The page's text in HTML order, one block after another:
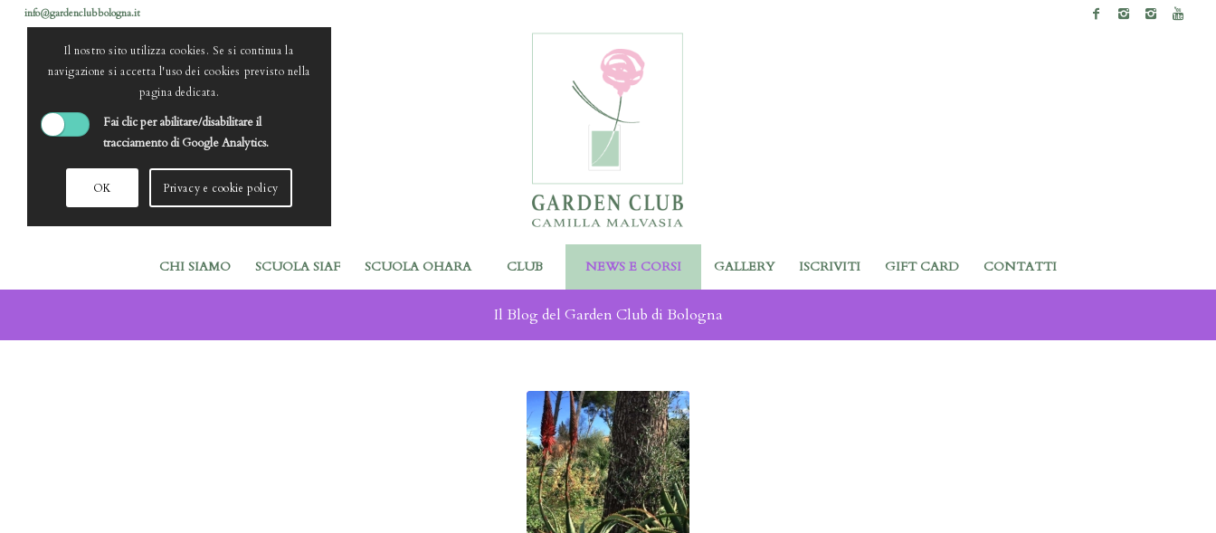
info@gardenclubbologna.it
CHI SIAMO SCUOLA SIAF SCUOLA OHARA CLUB NEWS E CORSI GALLERY ISCRIVITI GIFT CARD CONTATTI
Il Blog del Garden Club di Bologna
Il nostro sito utilizza cookies. Se si continua la
navigazione si accetta l'uso dei cookies previsto nella
pagina dedicata.
Fai clic per abilitare/disabilitare il
tracciamento di Google Analytics.
OK Privacy e cookie policy